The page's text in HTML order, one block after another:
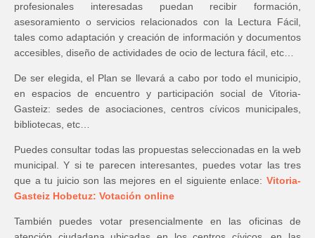
profesionales interesadas puedan recibir formación,
asesoramiento o servicios relacionados con la Lectura Fácil,
tales como adaptación y creación de información y documentos
accesibles, diseño de actividades de ocio de lectura fácil, etc…
De ser elegida, el Plan se llevará a cabo por todo el municipio,
en espacios de encuentro y participación social de Vitoria-
Gasteiz: sedes de asociaciones, centros cívicos municipales,
bibliotecas, etc…
Puedes consultar todas las propuestas seleccionadas en la web
municipal. Y si te parecen interesantes, puedes votar las tres
que a tu juicio son las mejores en el siguiente enlace: Vitoria-
Gasteiz Hobetuz: Votación online
También puedes votar presencialmente en las oficinas de